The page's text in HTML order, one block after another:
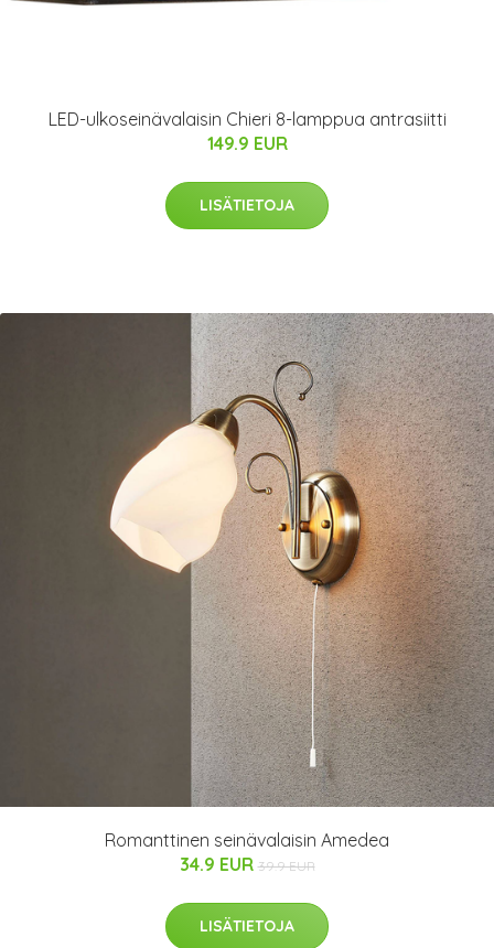
LED-ulkoseinävalaisin Chieri 8-lamppua antrasiitti
149.9 EUR
LISÄTIETOJA
Romanttinen seinävalaisin Amedea
34.9 EUR 39.9 EUR
LISÄTIETOJA